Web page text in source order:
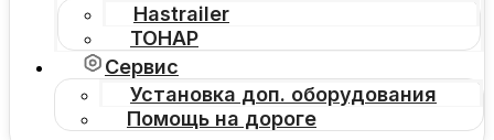
Hastrailer
ТОНАР
Сервис
Установка доп. оборудования
Помощь на дороге